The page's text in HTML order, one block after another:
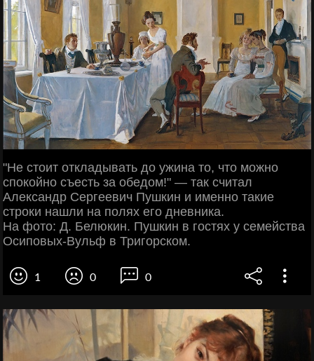
"Не стоит откладывать до ужина то, что можно
спокойно съесть за обедом!" — так считал
Александр Сергеевич Пушкин и именно такие
строки нашли на полях его дневника.
На фото: Д. Белюкин. Пушкин в гостях у семейства
Осиповых-Вульф в Тригорском.
1 0 0